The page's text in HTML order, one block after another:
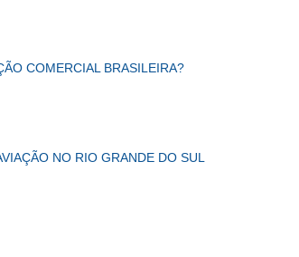
COMERCIAL BRASILEIRA?
NO RIO GRANDE DO SUL